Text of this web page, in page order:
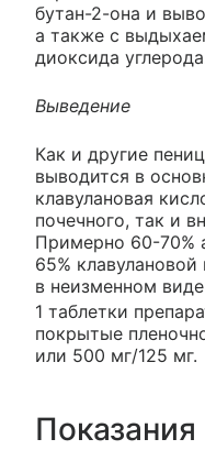
бутан-2-она и
а также с
диоксида
Выведение
Как и другие
выводится в
клавулановая
почечного, так и
Примерно 60-70%
65%
в неизменном
1 таблетки
покрытые
или 500 мг/125 мг.
Показания